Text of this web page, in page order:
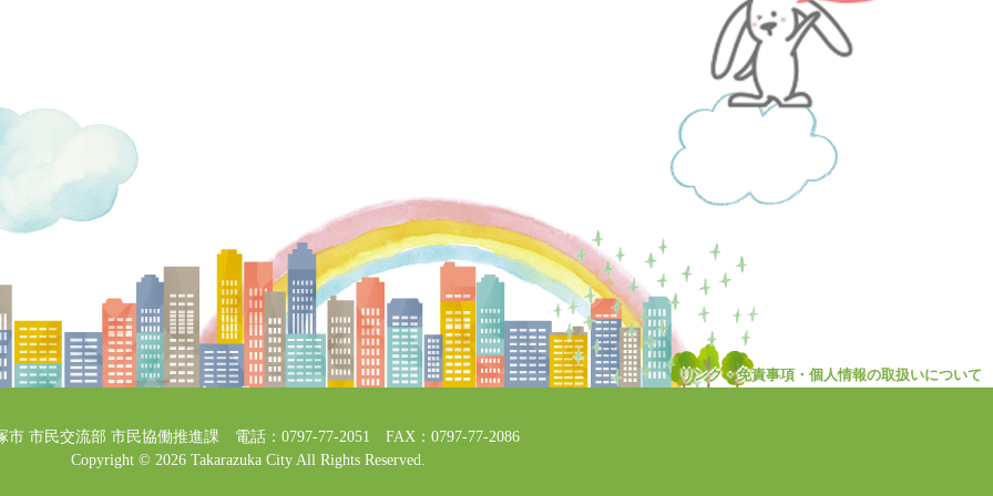
市 市民交流部 市民協働推進課 電話：0797-77-2051 FAX：0797-77-2086
Copyright © 2026 Takarazuka City All Rights Reserved.
リンク・免責事項・個人情報の取扱いについて